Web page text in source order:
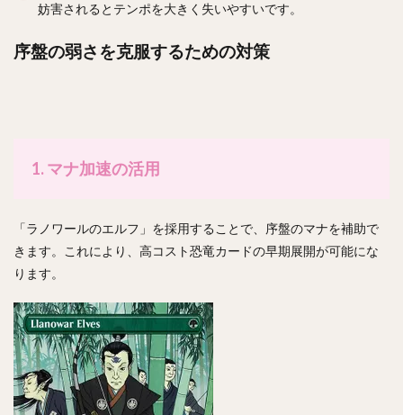
妨害されるとテンポを大きく失いやすいです。
序盤の弱さを克服するための対策
1. マナ加速の活用
「ラノワールのエルフ」を採用することで、序盤のマナを補助で
きます。これにより、高コスト恐竜カードの早期展開が可能にな
ります。